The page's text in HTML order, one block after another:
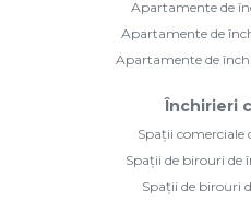
Apartamente de
Apartamente de
Apartamente de
Închirieri
Spații comerciale
Spații de birouri de
Spații de birouri